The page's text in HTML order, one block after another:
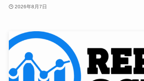
2026年8月7日